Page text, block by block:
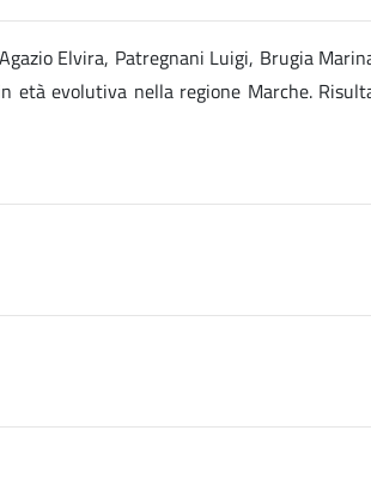
Elvira, Patregnani Luigi, Brugia
età evolutiva nella regione Marche.